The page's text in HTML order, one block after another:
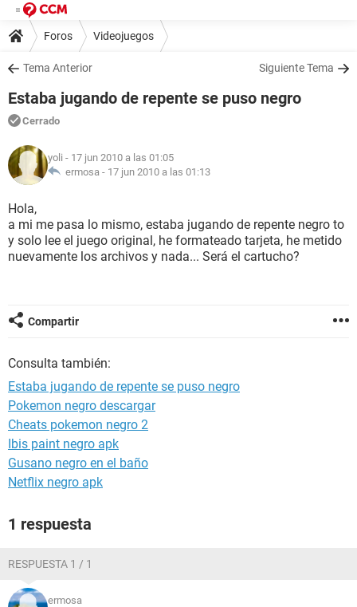
Foros Videojuegos
Tema Anterior Siguiente Tema
Estaba jugando de repente se puso negro
Cerrado
yoli - 17 jun 2010 a las 01:05
ermosa - 17 jun 2010 a las 01:13
Hola,
a mi me pasa lo mismo, estaba jugando de repente negro to
y solo lee el juego original, he formateado tarjeta, he metido
nuevamente los archivos y nada... Será el cartucho?
Compartir
Consulta también:
Estaba jugando de repente se puso negro
Pokemon negro descargar
Cheats pokemon negro 2
Ibis paint negro apk
Gusano negro en el baño
Netflix negro apk
1 respuesta
RESPUESTA 1 / 1
ermosa